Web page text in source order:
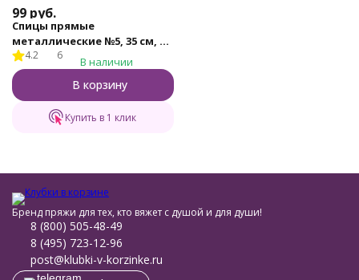
99 руб.
Спицы прямые
металлические №5, 35 см, 2
шт.4.2 6 В наличии
В корзину
Купить в 1 клик
Бренд пряжи для тех, кто вяжет с душой и для души!
8 (800) 505-48-49
8 (495) 723-12-96
post@klubki-v-korzinke.ru